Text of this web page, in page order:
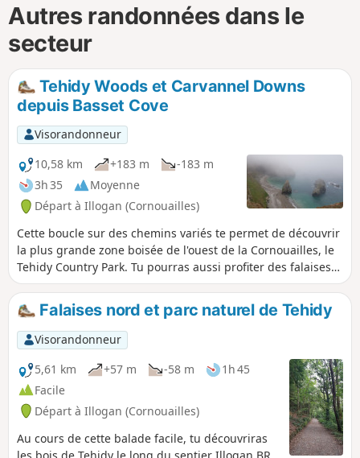
Autres randonnées dans le
secteur
Tehidy Woods et Carvannel Downs
depuis Basset Cove
Visorandonneur
10,58 km
+183 m
-183 m
3h 35
Moyenne
Départ à Illogan (Cornouailles)
Cette boucle sur des chemins variés te permet de découvrir
la plus grande zone boisée de l'ouest de la Cornouailles, le
Tehidy Country Park. Tu pourras aussi profiter des falaises
nord et des superbes Carvannel Downs le long de la côte de
Portreath.
Falaises nord et parc naturel de Tehidy
Visorandonneur
5,61 km
+57 m -58 m
1h 45
Facile
Départ à Illogan (Cornouailles)
Au cours de cette balade facile, tu découvriras
les bois de Tehidy le long du sentier Illogan BR